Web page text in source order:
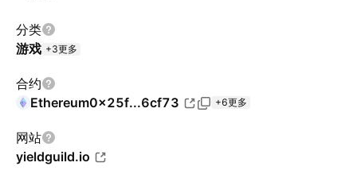
分类
游戏 +3更多
合约
Ethereum0x25f...6cf73 +6更多
网站
yieldguild.io